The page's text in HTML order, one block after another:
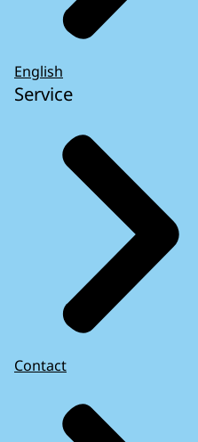
English
Service
Contact